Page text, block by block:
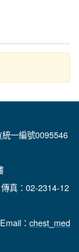
(統一編號0095546
真：02-2314-12
： chest_med